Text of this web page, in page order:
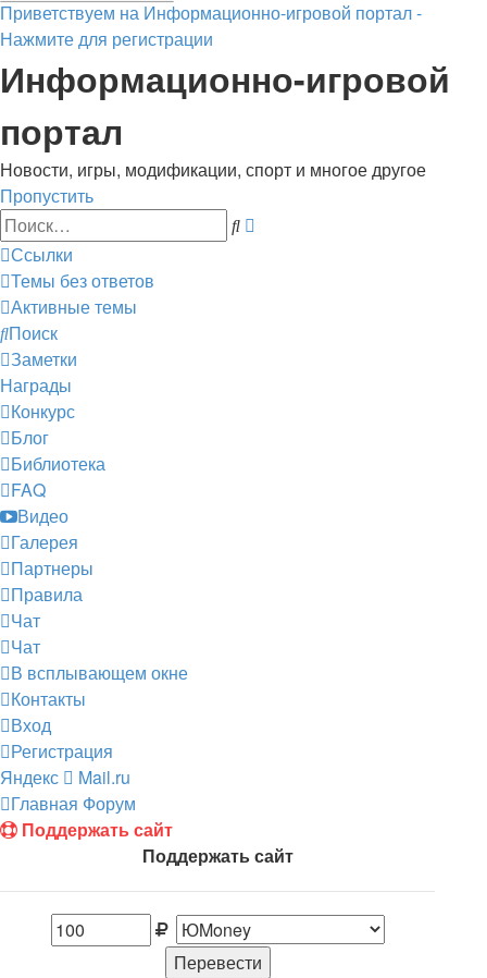
Приветствуем на Информационно-игровой портал -
Нажмите для регистрации
Информационно-игровой
портал
Новости, игры, модификации, спорт и многое другое
Пропустить
Поиск
Ссылки
Темы без ответов
Активные темы
Поиск
Заметки
Награды
Конкурс
Блог
Библиотека
FAQ
Видео
Галерея
Партнеры
Правила
Чат
Чат
В всплывающем окне
Контакты
Вход
Регистрация
Яндекс
Mail.ru
Главная Форум
Поддержать сайт
Поддержать сайт